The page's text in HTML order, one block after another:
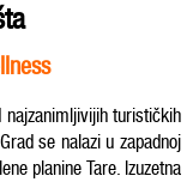
najzanimljivijih turističkih
se nalazi u zapadnoj
planine Tare. Izuzetna